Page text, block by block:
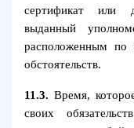
сертификат или
выданный
расположенным по
обстоятельств.
11.3. Время,
своих